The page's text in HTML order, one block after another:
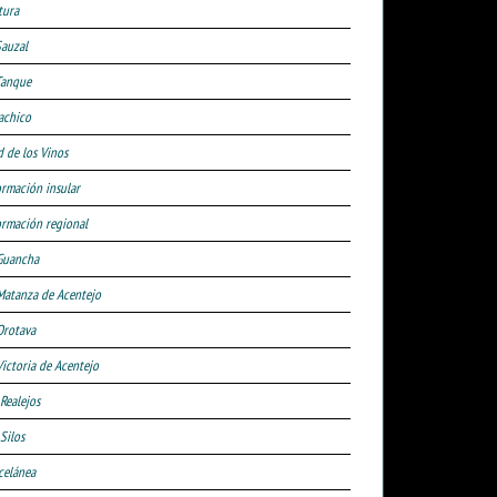
de los Vinos
insular
regional
de Acentejo
de Acentejo